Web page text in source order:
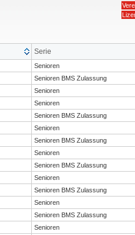
Serie
Senioren
Senioren BMS Zulassung
Senioren
Senioren
Senioren BMS Zulassung
Senioren
Senioren BMS Zulassung
Senioren
Senioren BMS Zulassung
Senioren
Senioren BMS Zulassung
Senioren
Senioren BMS Zulassung
Senioren